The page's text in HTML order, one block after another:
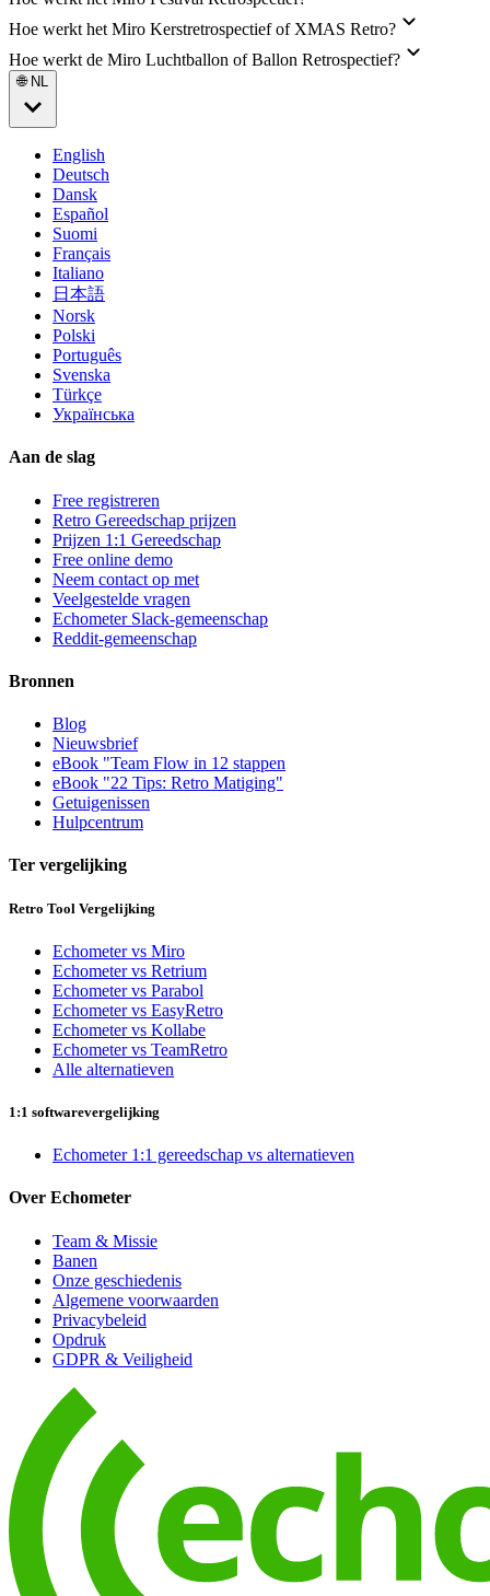
Hoe werkt het Miro Kerstretrospectief of XMAS Retro?
Hoe werkt de Miro Luchtballon of Ballon Retrospectief?
🌐 NL
English
Deutsch
Dansk
Español
Suomi
Français
Italiano
日本語
Norsk
Polski
Português
Svenska
Türkçe
Українська
Aan de slag
Free registreren
Retro Gereedschap prijzen
Prijzen 1:1 Gereedschap
Free online demo
Neem contact op met
Veelgestelde vragen
Echometer Slack-gemeenschap
Reddit-gemeenschap
Bronnen
Blog
Nieuwsbrief
eBook "Team Flow in 12 stappen
eBook "22 Tips: Retro Matiging"
Getuigenissen
Hulpcentrum
Ter vergelijking
Retro Tool Vergelijking
Echometer vs Miro
Echometer vs Retrium
Echometer vs Parabol
Echometer vs EasyRetro
Echometer vs Kollabe
Echometer vs TeamRetro
Alle alternatieven
1:1 softwarevergelijking
Echometer 1:1 gereedschap vs alternatieven
Over Echometer
Team & Missie
Banen
Onze geschiedenis
Algemene voorwaarden
Privacybeleid
Opdruk
GDPR & Veiligheid